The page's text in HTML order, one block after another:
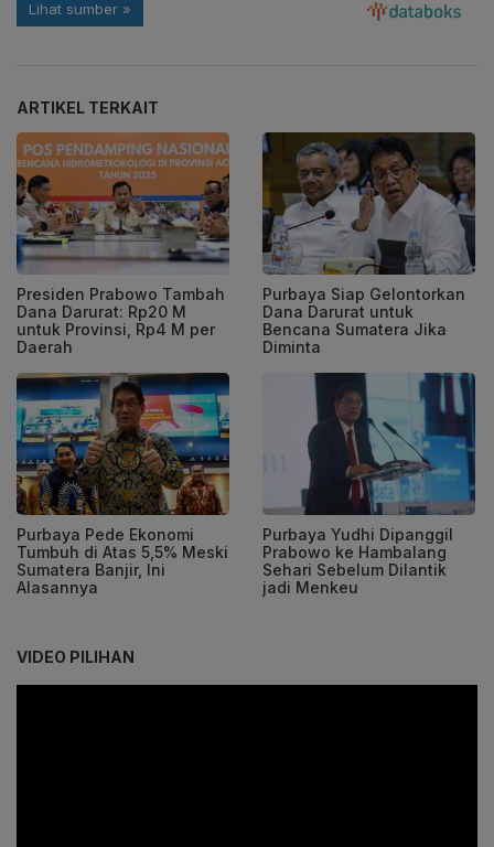
ARTIKEL TERKAIT
Presiden Prabowo Tambah
Dana Darurat: Rp20 M
untuk Provinsi, Rp4 M per
Daerah
Purbaya Siap Gelontorkan
Dana Darurat untuk
Bencana Sumatera Jika
Diminta
Purbaya Pede Ekonomi
Tumbuh di Atas 5,5% Meski
Sumatera Banjir, Ini
Alasannya
Purbaya Yudhi Dipanggil
Prabowo ke Hambalang
Sehari Sebelum Dilantik
jadi Menkeu
VIDEO PILIHAN